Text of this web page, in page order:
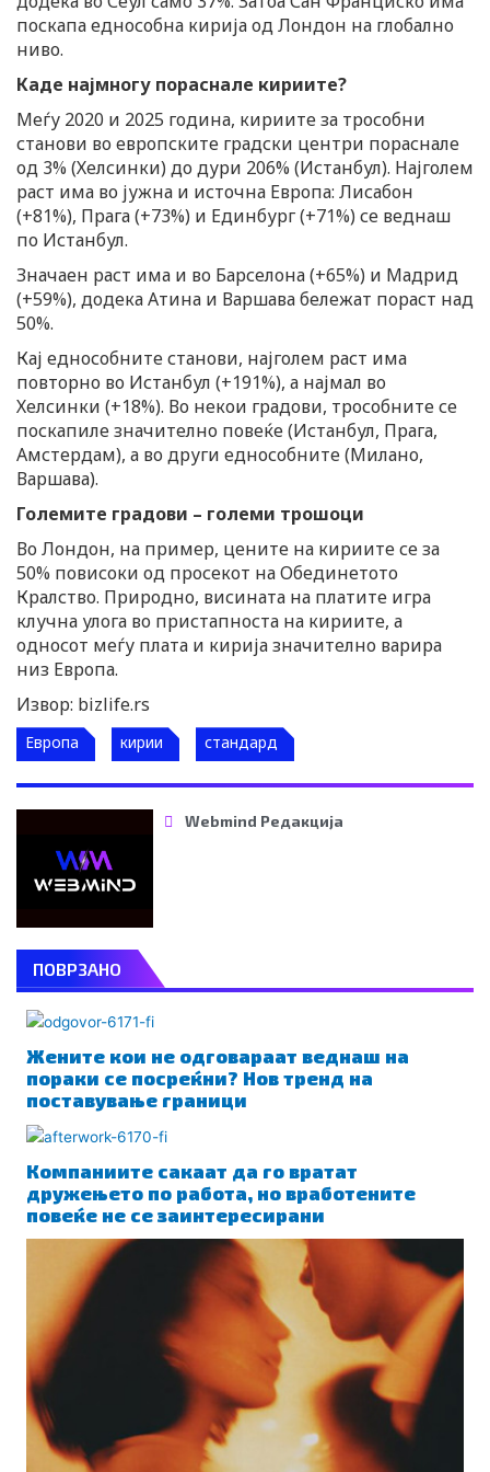
поскапа еднособна кирија од Лондон на глобално
ниво.
Каде најмногу пораснале кириите?
Меѓу 2020 и 2025 година, кириите за трособни
станови во европските градски центри пораснале
од 3% (Хелсинки) до дури 206% (Истанбул). Најголем
раст има во јужна и источна Европа: Лисабон
(+81%), Прага (+73%) и Единбург (+71%) се веднаш
по Истанбул.
Значаен раст има и во Барселона (+65%) и Мадрид
(+59%), додека Атина и Варшава бележат пораст над
50%.
Кај еднособните станови, најголем раст има
повторно во Истанбул (+191%), а најмал во
Хелсинки (+18%). Во некои градови, трособните се
поскапиле значително повеќе (Истанбул, Прага,
Амстердам), а во други еднособните (Милано,
Варшава).
Големите градови – големи трошоци
Во Лондон, на пример, цените на кириите се за
50% повисоки од просекот на Обединетото
Кралство. Природно, висината на платите игра
клучна улога во пристапноста на кириите, а
односот меѓу плата и кирија значително варира
низ Европа.
Извор: bizlife.rs
Европа кирии стандард
Webmind Редакција
ПОВРЗАНО
Жените кои не одговараат веднаш на
пораки се посреќни? Нов тренд на
поставување граници
Компаниите сакаат да го вратат
дружењето по работа, но вработените
повеќе не се заинтересирани